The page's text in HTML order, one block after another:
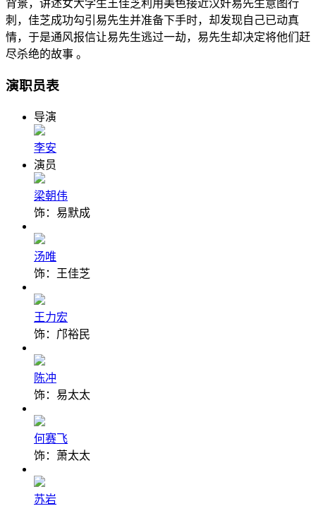
背景，讲述女大学生王佳芝利用美色接近汉奸易先生意图行
刺，佳芝成功勾引易先生并准备下手时，却发现自己已动真
情，于是通风报信让易先生逃过一劫，易先生却决定将他们赶
尽杀绝的故事 。
演职员表
导演
李安
演员
梁朝伟
饰：易默成
汤唯
饰：王佳芝
王力宏
饰：邝裕民
陈冲
饰：易太太
何赛飞
饰：萧太太
苏岩